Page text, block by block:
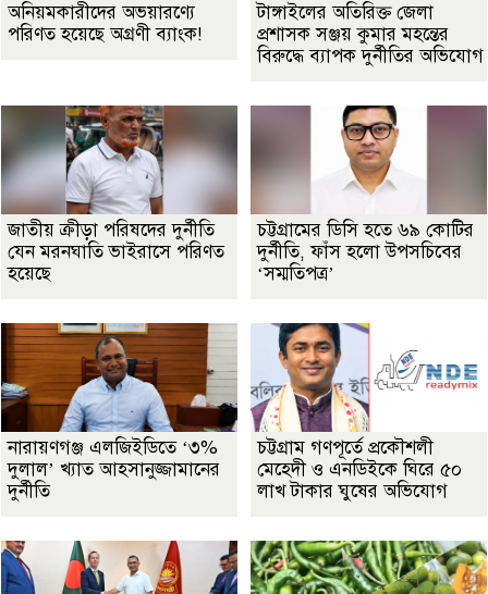
অনিয়মকারীদের অভয়ারণ্যে
পরিণত হয়েছে অগ্রণী ব্যাংক!
টাঙ্গাইলের অতিরিক্ত জেলা
প্রশাসক সঞ্জয় কুমার মহন্তের
বিরুদ্ধে ব্যাপক দুর্নীতির অভিযোগ
জাতীয় ক্রীড়া পরিষদের দুর্নীতি
যেন মরনঘাতি ভাইরাসে পরিণত
হয়েছে
চট্টগ্রামের ডিসি হতে ৬৯ কোটির
দুর্নীতি, ফাঁস হলো উপসচিবের
‘সম্মতিপত্র’
নারায়ণগঞ্জ এলজিইডিতে ‘৩%
দুলাল’ খ্যাত আহসানুজ্জামানের
দুর্নীতি
চট্টগ্রাম গণপূর্তে প্রকৌশলী
মেহেদী ও এনডিইকে ঘিরে ৫০
লাখ টাকার ঘুষের অভিযোগ